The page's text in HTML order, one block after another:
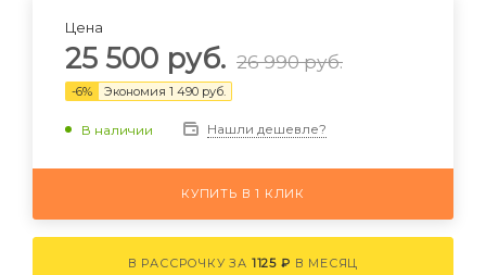
Цена
25 500 руб. 26 990руб.
-6% Экономия 1 490 руб.
В наличии Нашли дешевле?
КУПИТЬ В 1 КЛИК
В РАССРОЧКУ ЗА 1125 ₽ В МЕСЯЦ